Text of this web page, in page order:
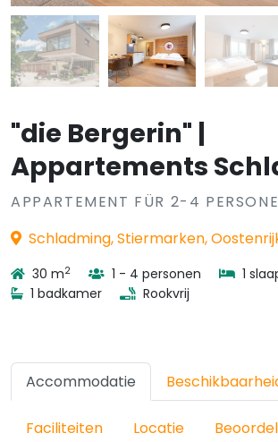
"die Bergerin" |
Appartements
APPARTEMENT FÜR 2-4
Schladming, Stiermarken,
30 m2 1 - 4 personen
1
1 badkamer
Rookvrij
Accommodatie
Faciliteiten Locatie